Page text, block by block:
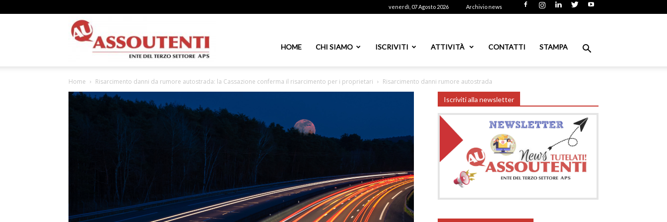
venerdì, 07 Agosto 2026 Archivio news
Nazionale
APS
–
HOME CHI SIAMO ISCRIVITI ATTIVITÀ CONTATTI STAMPA
Home Risarcimento danni da rumore autostrada: la Cassazione conferma il risarcimento per i proprietari Risarcimento danni rumore autostrada
Iscriviti alla newsletter